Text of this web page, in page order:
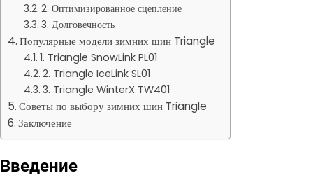
2. Оптимизированное сцепление
3. Долговечность
Популярные модели зимних шин Triangle
1. Triangle SnowLink PL01
2. Triangle IceLink SL01
3. Triangle WinterX TW401
Советы по выбору зимних шин Triangle
Заключение
Введение